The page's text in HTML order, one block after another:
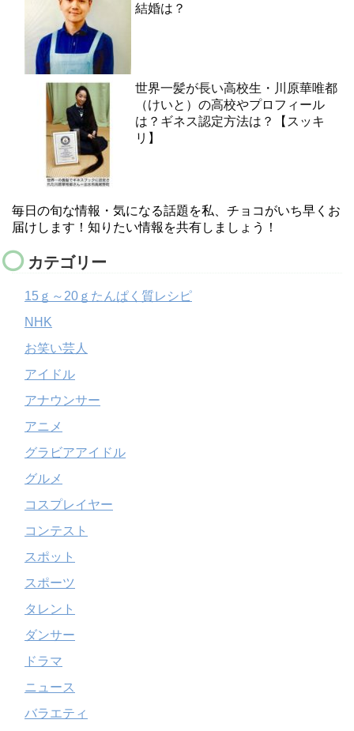
結婚は？
世界一髪が長い高校生・川原華唯都
（けいと）の高校やプロフィール
は？ギネス認定方法は？【スッキ
リ】
毎日の旬な情報・気になる話題を私、チョコがいち早くお
届けします！知りたい情報を共有しましょう！
カテゴリー
15ｇ～20ｇたんぱく質レシピ
NHK
お笑い芸人
アイドル
アナウンサー
アニメ
グラビアアイドル
グルメ
コスプレイヤー
コンテスト
スポット
スポーツ
タレント
ダンサー
ドラマ
ニュース
バラエティ